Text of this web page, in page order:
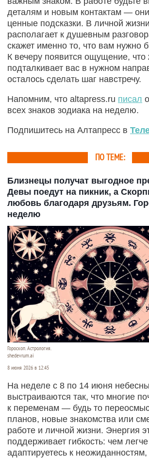
деталям и новым контактам —
ценные подсказки. В личной
располагает к душевным
скажет именно то, что вам нужно
К вечеру появится ощущение, что
подталкивает вас в нужном
осталось сделать шаг навстречу.
Напомним, что altapress.ru писал
всех знаков зодиака на неделю.
Подпишитесь на Алтапресс в
ПО ТЕМЕ:
Близнецы получат выгодное
Девы поедут на пикник, а
любовь благодаря друзьям.
неделю
Гороскоп. Астрология.
shedevrum.ai
8 июня 2026 в 12:45
На неделе с 8 по 14 июня
выстраиваются так, что многие
к переменам — будь то
планов, новые знакомства или
работе и личной жизни. Энергия
поддерживает гибкость: чем
адаптируетесь к